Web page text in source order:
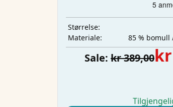
Størrelse:
Materiale:
85 % bomull
Sale: kr 389,00